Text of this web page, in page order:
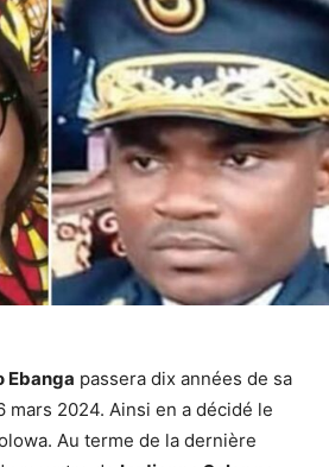
Ebanga passera dix années de sa
mars 2024. Ainsi en a décidé le
Au terme de la dernière